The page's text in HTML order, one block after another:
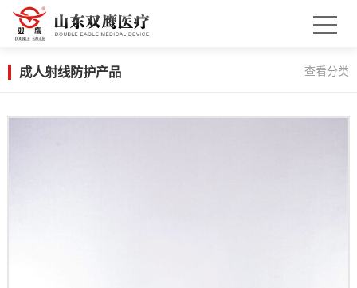
成人射线防护产品 查看分类